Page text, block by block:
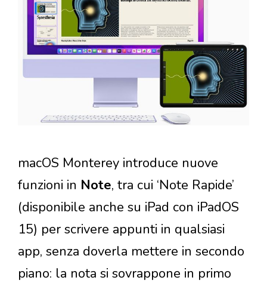
macOS Monterey introduce nuove
funzioni in Note, tra cui ‘Note Rapide’
(disponibile anche su iPad con iPadOS
15) per scrivere appunti in qualsiasi
app, senza doverla mettere in secondo
piano: la nota si sovrappone in primo